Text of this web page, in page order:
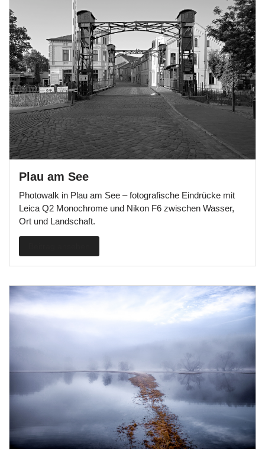
Plau am See
Photowalk in Plau am See – fotografische Eindrücke mit
Leica Q2 Monochrome und Nikon F6 zwischen Wasser,
Ort und Landschaft.